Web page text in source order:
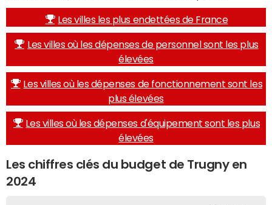
Les villes les plus endettées de France
Les villes où les dépenses de personnel sont les plus
élevées
Les villes où les dépenses de fonctionnement sont les
plus élevées
Les villes où les dépenses d'équipement sont les plus
élevées
Les chiffres clés du budget de Trugny en
2024